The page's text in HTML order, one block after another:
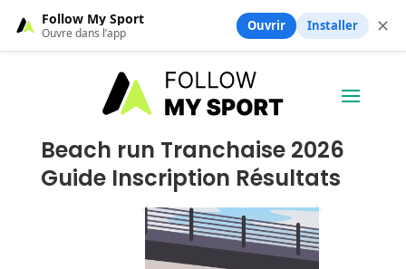
Beach run Tranchaise 2026
Guide Inscription Résultats
Follow My Sport
Ouvre dans l’app Ouvrir Installer ✕